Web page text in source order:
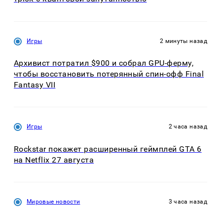
Игры 2 минуты назад
Архивист потратил $900 и собрал GPU-ферму,
чтобы восстановить потерянный спин-офф Final
Fantasy VII
Игры 2 часа назад
Rockstar покажет расширенный геймплей GTA 6
на Netflix 27 августа
Мировые новости 3 часа назад